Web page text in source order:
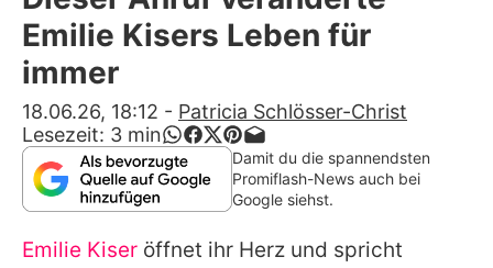
Alle Themen auf Promiflash
App runterladen
Team
Redaktionelle Richtlinien
Impressum
Emilie Kisers Leben für
immer
18.06.26, 18:12 - Patricia Schlösser-Christ
Lesezeit: 3 min
Damit du die spannendsten
Promiflash-News auch bei
Google siehst.
Emilie Kiser öffnet ihr Herz und spricht